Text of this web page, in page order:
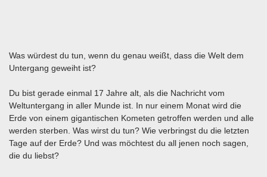
Was würdest du tun, wenn du genau weißt, dass die Welt dem
Untergang geweiht ist?
Du bist gerade einmal 17 Jahre alt, als die Nachricht vom
Weltuntergang in aller Munde ist. In nur einem Monat wird die
Erde von einem gigantischen Kometen getroffen werden und alle
werden sterben. Was wirst du tun? Wie verbringst du die letzten
Tage auf der Erde? Und was möchtest du all jenen noch sagen,
die du liebst?